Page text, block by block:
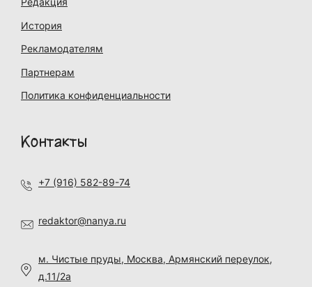
История
Рекламодателям
Партнерам
Политика конфиденциальности
Контакты
+7 (916) 582-89-74
redaktor@nanya.ru
м. Чистые пруды, Москва, Армянский переулок,
д.11/2а